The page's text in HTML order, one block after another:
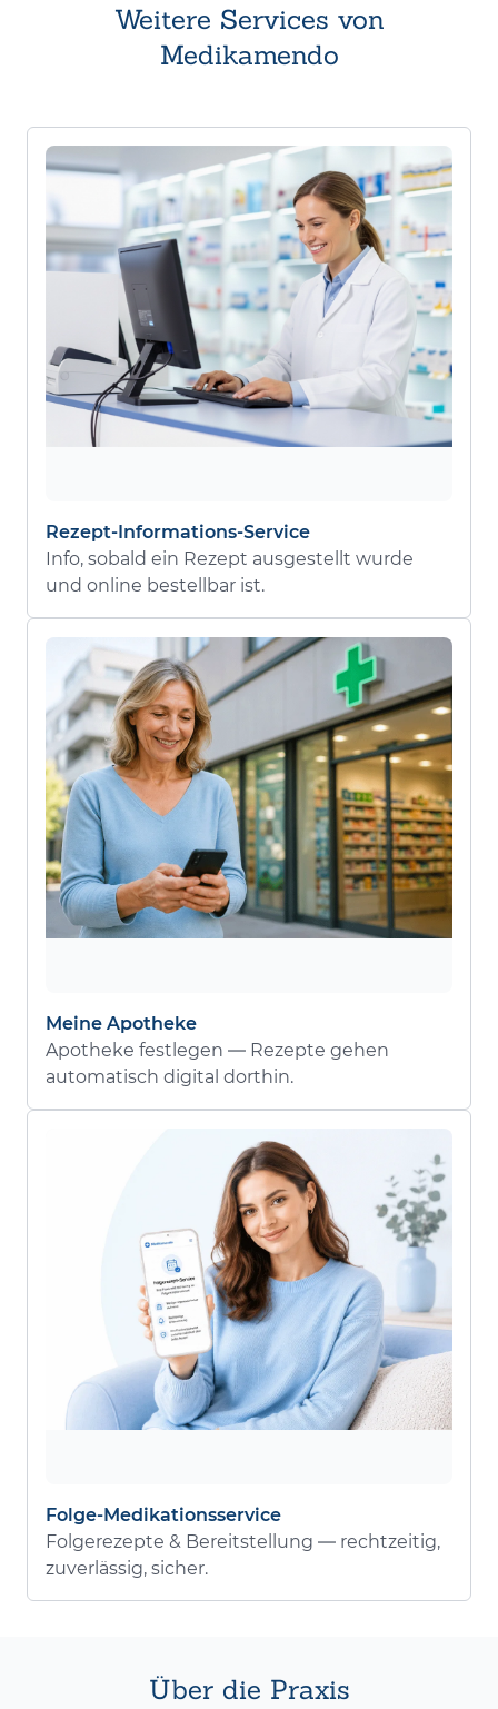
Weitere Services von
Medikamendo
Rezept-Informations-Service
Info, sobald ein Rezept ausgestellt wurde
und online bestellbar ist.
Meine Apotheke
Apotheke festlegen — Rezepte gehen
automatisch digital dorthin.
Folge-Medikationsservice
Folgerezepte & Bereitstellung — rechtzeitig,
zuverlässig, sicher.
Über die Praxis